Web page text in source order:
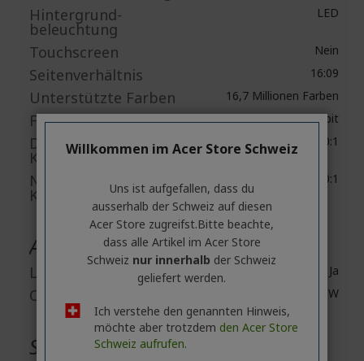
Hintergrund-
beleuchtung
LED
Touchscreen Nein
Seitenverhältnis 16:09
Unterstützte Farben 16,7 Millionen Farben
Farbtiefe 8-bit
Dynamisches
Kontrastverhältnis
100,000,000:1
Natives
Kontrastverhältnis
1,000:1
Audio
Lautsprecher Ja
Output Power 3 W
Schnittstellen / Anschlüsse
Willkommen im Acer Store Schweiz
Uns ist aufgefallen, dass du
ausserhalb ​der Schweiz auf diesen
Acer Store zugreifst.​Bitte beachte,
dass alle Artikel im Acer Store
Schweiz nur innerhalb der Schweiz
geliefert werden.
Ich verstehe den genannten Hinweis,
möchte aber trotzdem den Acer Store
Schweiz aufrufen.